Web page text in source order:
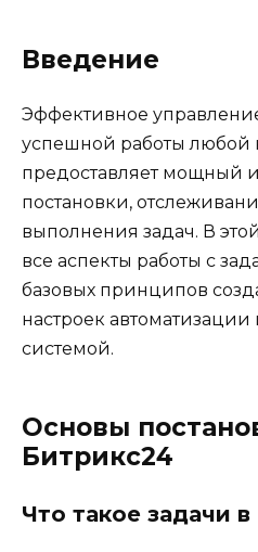
Введение
Эффективное
успешной работы любой
предоставляет мощный
постановки,
выполнения задач. В
все аспекты работы с
базовых принципов
настроек
системой.
Основы
Битрикс24
Что такое задачи